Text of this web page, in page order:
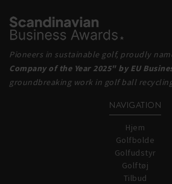
Pioneers in sustainable golf, proudly
Company of the Year 2025" by EU
groundbreaking work in golf ball
NAVIGATION
Hjem
Golfbolde
Golfudstyr
Golftøj
Tilbud